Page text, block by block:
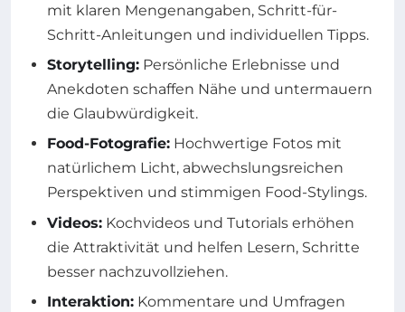
mit klaren Mengenangaben, Schritt-für-
Schritt-Anleitungen und individuellen Tipps.
Storytelling: Persönliche Erlebnisse und
Anekdoten schaffen Nähe und untermauern
die Glaubwürdigkeit.
Food-Fotografie: Hochwertige Fotos mit
natürlichem Licht, abwechslungsreichen
Perspektiven und stimmigen Food-Stylings.
Videos: Kochvideos und Tutorials erhöhen
die Attraktivität und helfen Lesern, Schritte
besser nachzuvollziehen.
Interaktion: Kommentare und Umfragen